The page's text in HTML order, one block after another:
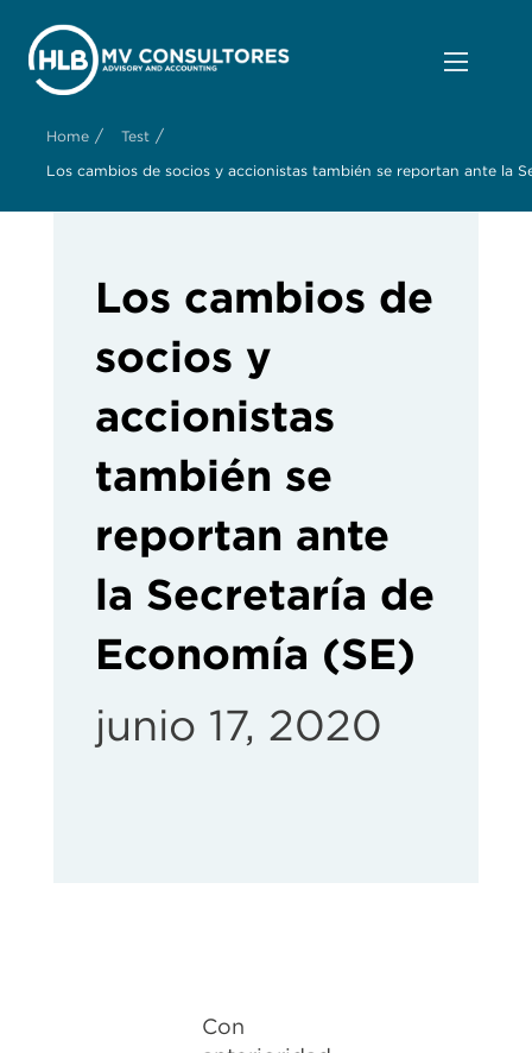
Home / Test /
Los cambios de socios y accionistas también se reportan ante la
Los cambios de
socios y
accionistas
también se
reportan ante
la Secretaría de
Economía (SE)
junio 17, 2020
Con